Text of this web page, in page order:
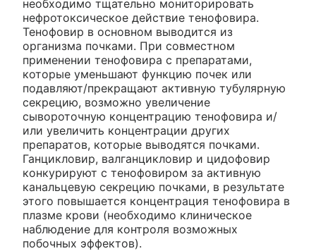
необходимо тщательно мониторировать
нефротоксическое действие тенофовира.
Тенофовир в основном выводится из
организма почками. При совместном
применении тенофовира с препаратами,
которые уменьшают функцию почек или
подавляют/прекращают активную тубулярную
секрецию, возможно увеличение
сывороточную концентрацию тенофовира и/
или увеличить концентрации других
препаратов, которые выводятся почками.
Ганцикловир, валганцикловир и цидофовир
конкурируют с тенофовиром за активную
канальцевую секрецию почками, в результате
этого повышается концентрация тенофовира в
плазме крови (необходимо клиническое
наблюдение для контроля возможных
побочных эффектов).